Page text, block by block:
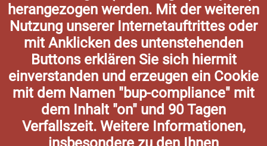
herangezogen werden. Mit der weiteren
Nutzung unserer Internetauftrittes oder
mit Anklicken des untenstehenden
Buttons erklären Sie sich hiermit
einverstanden und erzeugen ein Cookie
mit dem Namen "bup-compliance" mit
dem Inhalt "on" und 90 Tagen
Verfallszeit. Weitere Informationen,